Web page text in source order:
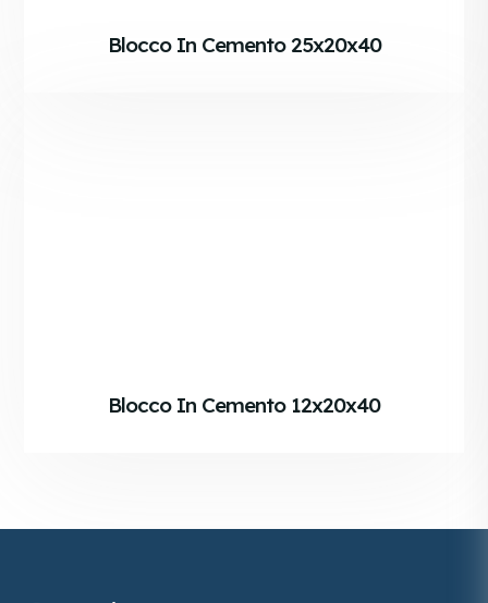
Blocco In Cemento 25x20x40
Blocco In Cemento 12x20x40